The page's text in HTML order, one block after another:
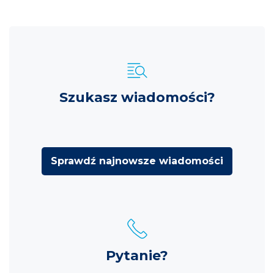
Szukasz wiadomości?
Sprawdź najnowsze wiadomości
Pytanie?